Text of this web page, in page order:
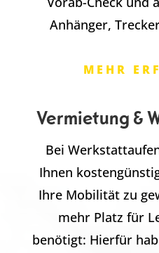
Anhänger,
MEHR
Vermietung &
Bei
Ihnen
Ihre Mobilität zu
mehr Platz für
benötigt: Hierfür